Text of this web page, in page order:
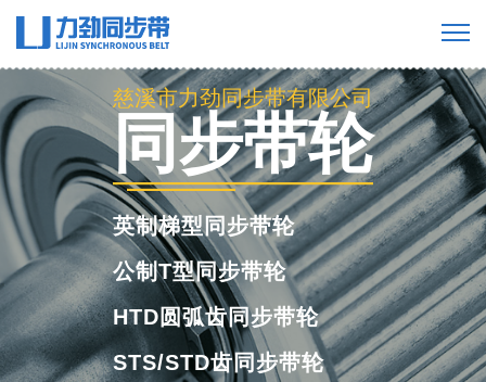
慈溪市力劲同步带有限公司
工业橡胶同步
带
橡胶单面齿同步带
橡胶双面齿同步带